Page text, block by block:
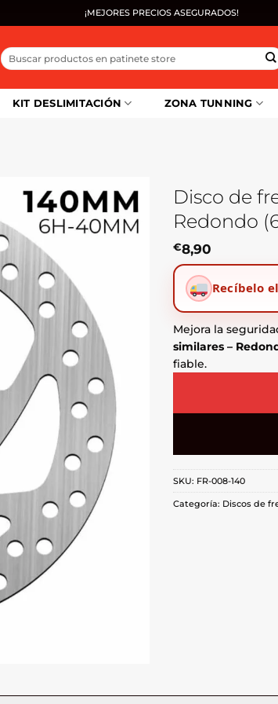
¡MEJORES PRECIOS ASEGURADOS!
Buscar
por:
KIT DESLIMITACIÓN ZONA TUNNING
Disco de
Redondo
€8,90
Recíbelo
Mejora la
similares –
fiable.
SKU: FR-008-140
Categoría: Discos de